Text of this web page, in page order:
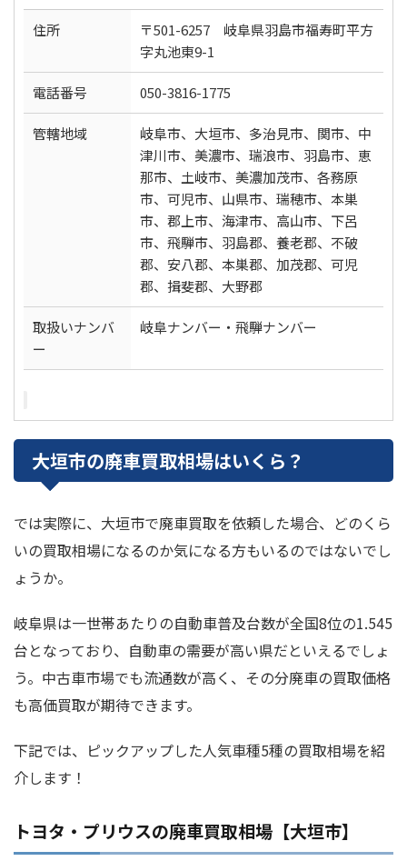
住所
〒501-6257 岐阜県羽島市福寿町平方
字丸池東9-1
電話番号 050-3816-1775
管轄地域
岐阜市、大垣市、多治見市、関市、中
津川市、美濃市、瑞浪市、羽島市、恵
那市、土岐市、美濃加茂市、各務原
市、可児市、山県市、瑞穂市、本巣
市、郡上市、海津市、高山市、下呂
市、飛騨市、羽島郡、養老郡、不破
郡、安八郡、本巣郡、加茂郡、可児
郡、揖斐郡、大野郡
取扱いナンバ
ー
岐阜ナンバー・飛騨ナンバー
大垣市の廃車買取相場はいくら？
では実際に、大垣市で廃車買取を依頼した場合、どのくら
いの買取相場になるのか気になる方もいるのではないでし
ょうか。
岐阜県は一世帯あたりの自動車普及台数が全国8位の1.545
台となっており、自動車の需要が高い県だといえるでしょ
う。中古車市場でも流通数が高く、その分廃車の買取価格
も高価買取が期待できます。
下記では、ピックアップした人気車種5種の買取相場を紹
介します！
トヨタ・プリウスの廃車買取相場【大垣市】